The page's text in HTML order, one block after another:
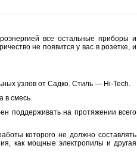
все остальные приборы и
не появится у вас в розетке, и
узлов от Садко. Стиль — Hi-Tech.
в смесь.
поддерживать на протяжении всего
которого не должно составлять
как мощные электропилы и другая